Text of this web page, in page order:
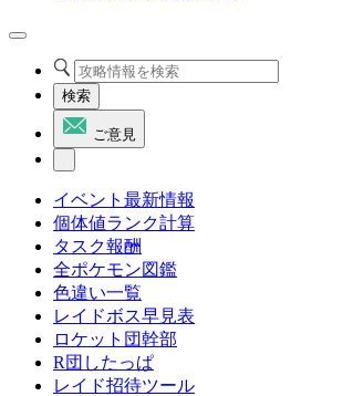
検索
ご意見
イベント最新情報
個体値ランク計算
タスク報酬
全ポケモン図鑑
色違い一覧
レイドボス早見表
ロケット団幹部
R団したっぱ
レイド招待ツール